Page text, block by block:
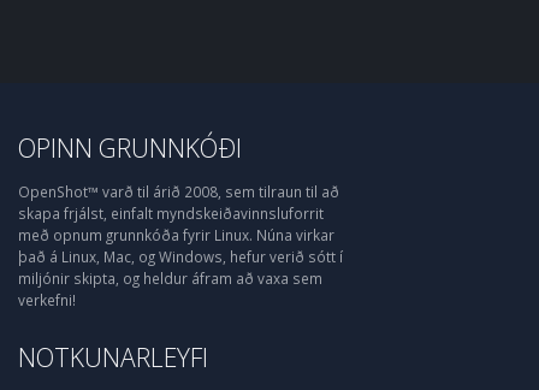
OPINN GRUNNKÓÐI
OpenShot™ varð til árið 2008, sem tilraun til að
skapa frjálst, einfalt myndskeiðavinnsluforrit
með opnum grunnkóða fyrir Linux. Núna virkar
það á Linux, Mac, og Windows, hefur verið sótt í
miljónir skipta, og heldur áfram að vaxa sem
verkefni!
NOTKUNARLEYFI